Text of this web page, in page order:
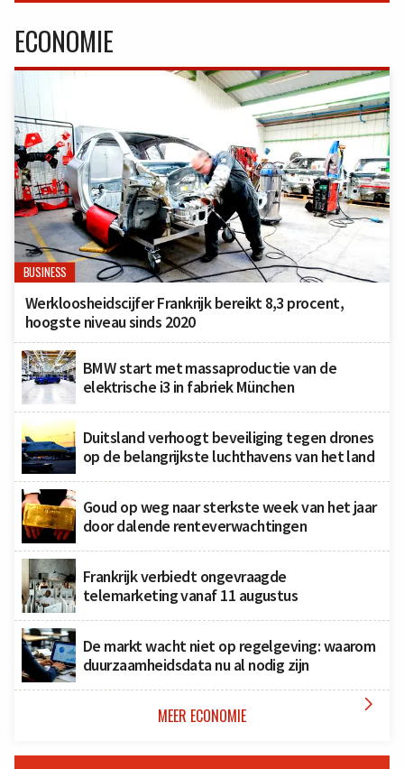
ECONOMIE
BUSINESS
Werkloosheidscijfer Frankrijk bereikt 8,3 procent,
hoogste niveau sinds 2020
BMW start met massaproductie van de
elektrische i3 in fabriek München
Duitsland verhoogt beveiliging tegen drones
op de belangrijkste luchthavens van het land
Goud op weg naar sterkste week van het jaar
door dalende renteverwachtingen
Frankrijk verbiedt ongevraagde
telemarketing vanaf 11 augustus
De markt wacht niet op regelgeving: waarom
duurzaamheidsdata nu al nodig zijn
MEER ECONOMIE 